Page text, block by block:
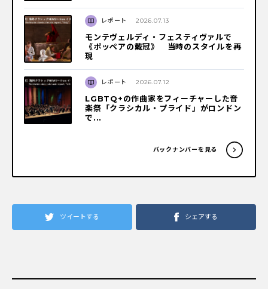
レポート 2026.07.13
モンテヴェルディ・フェスティヴァルで
《ポッペアの戴冠》 当時のスタイルを再
現
レポート 2026.07.12
LGBTQ+の作曲家をフィーチャーした音
楽祭「クラシカル・プライド」がロンドン
で...
バックナンバーを見る
ツイートする シェアする